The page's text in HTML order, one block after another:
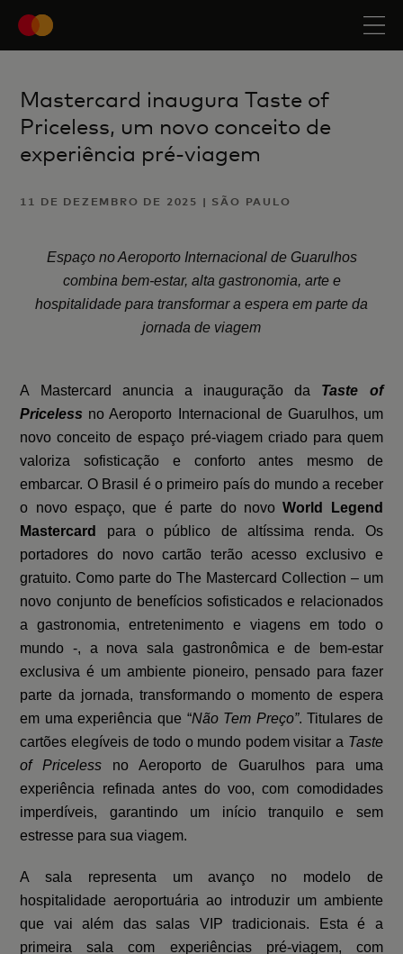
Mastercard inaugura Taste of
Priceless, um novo conceito de
experiência pré-viagem
11 DE DEZEMBRO DE 2025 | SÃO PAULO
Espaço no Aeroporto Internacional de Guarulhos
combina bem-estar, alta gastronomia, arte e
hospitalidade para transformar a espera em parte da
jornada de viagem
A Mastercard anuncia a inauguração da Taste of
Priceless no Aeroporto Internacional de Guarulhos, um
novo conceito de espaço pré-viagem criado para quem
valoriza sofisticação e conforto antes mesmo de
embarcar. O Brasil é o primeiro país do mundo a receber
o novo espaço, que é parte do novoWorld Legend
Mastercard para o público de altíssima renda. Os
portadores do novo cartão terão acesso exclusivo e
gratuito. Como parte do The Mastercard Collection – um
novo conjunto de benefícios sofisticados e relacionados
a gastronomia, entretenimento e viagens em todo o
mundo -, a nova sala gastronômica e de bem-estar
exclusiva é um ambiente pioneiro, pensado para fazer
parte da jornada, transformando o momento de espera
em uma experiência que “Não Tem Preço”. Titulares de
cartões elegíveis de todo o mundo podem visitar a Taste
of Priceless no Aeroporto de Guarulhos para uma
experiência refinada antes do voo, com comodidades
imperdíveis, garantindo um início tranquilo e sem
estresse para sua viagem.
A sala representa um avanço no modelo de
hospitalidade aeroportuária ao introduzir um ambiente
que vai além das salas VIP tradicionais. Esta é a
primeira sala com experiências pré-viagem, com